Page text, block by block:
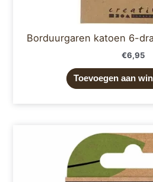
Borduurgaren katoen 6-
€6,95
Toevoegen aan